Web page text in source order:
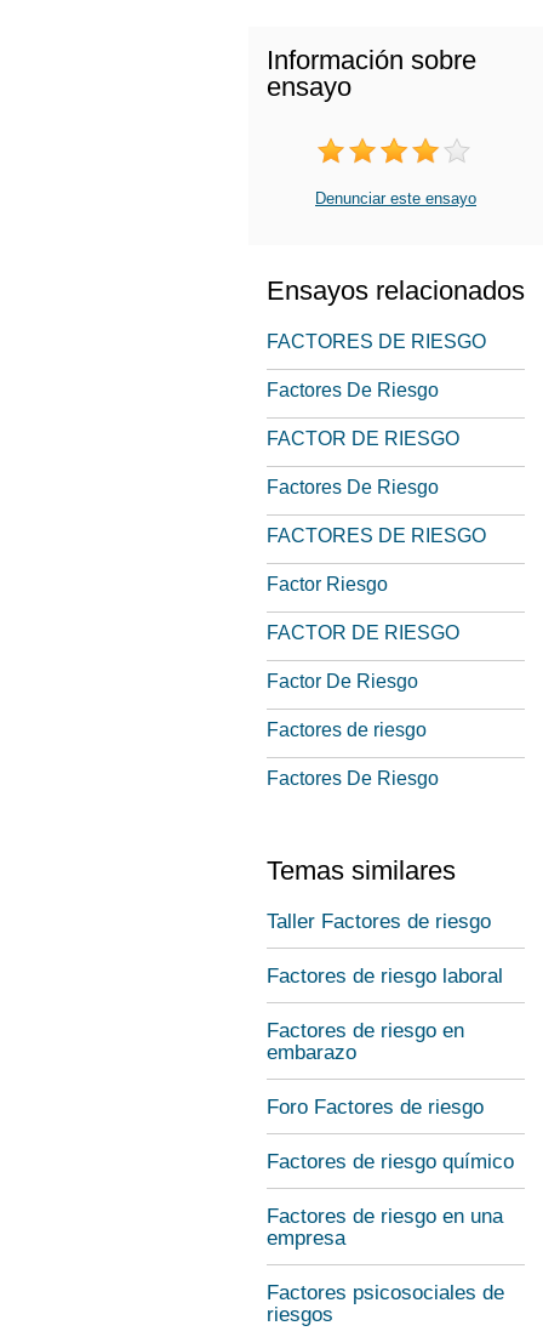
Información sobre
ensayo
Denunciar este ensayo
Ensayos relacionados
FACTORES DE RIESGO
Factores De Riesgo
FACTOR DE RIESGO
Factores De Riesgo
FACTORES DE RIESGO
Factor Riesgo
FACTOR DE RIESGO
Factor De Riesgo
Factores de riesgo
Factores De Riesgo
Temas similares
Taller Factores de riesgo
Factores de riesgo laboral
Factores de riesgo en
embarazo
Foro Factores de riesgo
Factores de riesgo químico
Factores de riesgo en una
empresa
Factores psicosociales de
riesgos